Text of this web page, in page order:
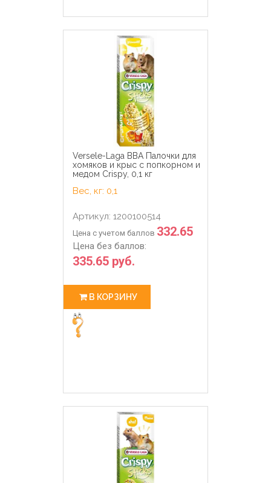
Versele-Laga ВВА Палочки для
хомяков и крыс с попкорном и
медом Crispy, 0,1 кг
Вес, кг: 0,1
Артикул: 1200100514
Цена с учетом баллов 332.65
Цена без баллов:
335.65 руб.
В КОРЗИНУ